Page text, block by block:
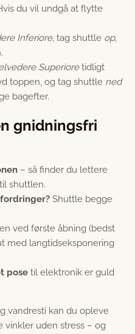
du vil undgå at flytte
Inferiore, tag shuttle op,
Superioretidligt
toppen, og tag shuttle ned
bagefter.
gnidningsfri
– så finder du lettere
shuttlen.
Shuttle begge
ved første åbning (bedst
med langtidseksponering
pose til elektronik er guld
vandresti kan du opleve
vinkler uden stress – og